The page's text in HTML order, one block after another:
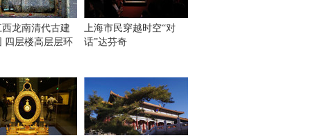
龙南清代古建
四层楼高层层环
上海市民穿越时空“对
话”达芬奇